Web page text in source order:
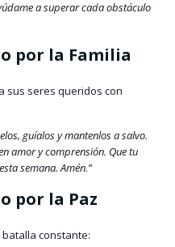
a superar cada obstáculo
por la Familia
sus seres queridos con
guíalos y mantenlos a salvo.
amor y comprensión. Que tu
semana. Amén.”
por la Paz
constante: